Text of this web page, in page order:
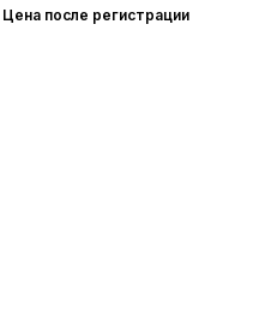
Цена после регистрации